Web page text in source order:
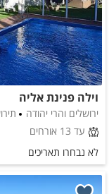
וילה פנינת אליה
ירושלים והרי יהודה
עד 13 אורחים
לא נבחרו תאריכים